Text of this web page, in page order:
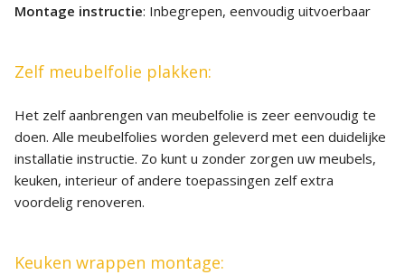
Montage instructie: Inbegrepen, eenvoudig uitvoerbaar
Zelf meubelfolie plakken:
Het zelf aanbrengen van meubelfolie is zeer eenvoudig te
doen. Alle meubelfolies worden geleverd met een duidelijke
installatie instructie. Zo kunt u zonder zorgen uw meubels,
keuken, interieur of andere toepassingen zelf extra
voordelig renoveren.
Keuken wrappen montage: